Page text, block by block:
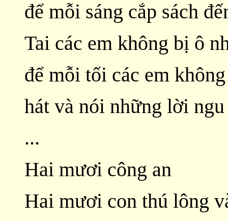
để mỗi sáng cắp sách
Tai các em không bị ô
để mỗi tối các em
hát và nói những lời
...
Hai mươi công an
Hai mươi con thú lông